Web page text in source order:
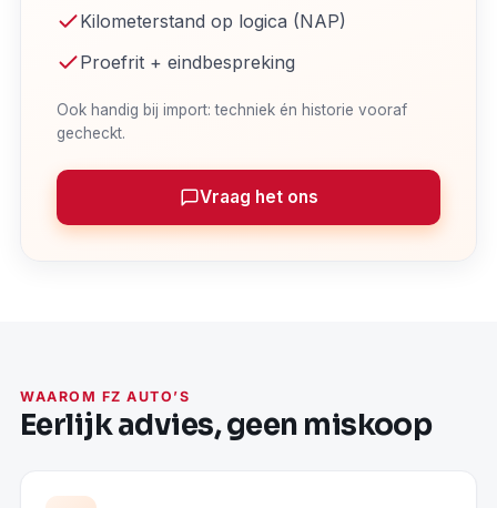
Kilometerstand op logica (NAP)
Proefrit + eindbespreking
Ook handig bij import: techniek én historie vooraf
gecheckt.
Vraag het ons
WAAROM FZ AUTO’S
Eerlijk advies, geen miskoop